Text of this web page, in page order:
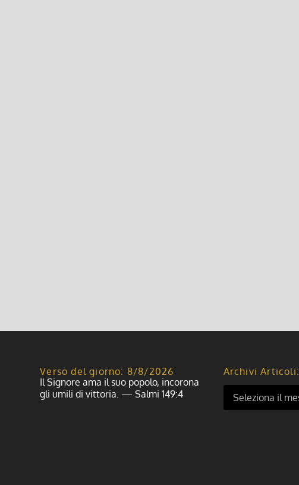
Verso del giorno: 8/8/2026
Il Signore ama il suo popolo, incorona
gli umili di vittoria. — Salmi 149:4
Archivi Articoli: